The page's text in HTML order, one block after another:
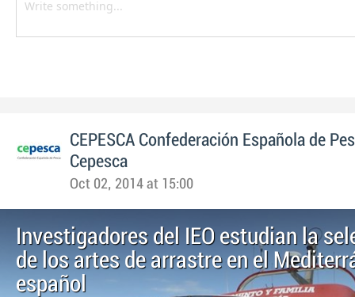
CEPESCA Confederación Española de
Cepesca
Oct 02, 2014 at 15:00
Investigadores del IEO estudian la
de los artes de arrastre en el
español